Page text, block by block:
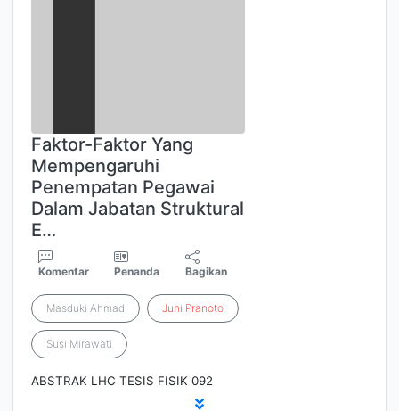
Faktor-Faktor Yang
Mempengaruhi
Penempatan Pegawai
Dalam Jabatan Struktural
E…
Komentar Penanda Bagikan
Masduki Ahmad Juni Pranoto
Susi Mirawati
ABSTRAK LHC TESIS FISIK 092